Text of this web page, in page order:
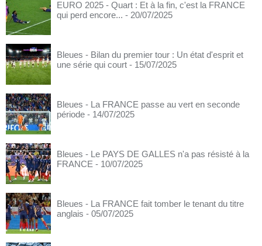
EURO 2025 - Quart : Et à la fin, c'est la FRANCE
qui perd encore... - 20/07/2025
Bleues - Bilan du premier tour : Un état d'esprit et
une série qui court - 15/07/2025
Bleues - La FRANCE passe au vert en seconde
période - 14/07/2025
Bleues - Le PAYS DE GALLES n'a pas résisté à la
FRANCE - 10/07/2025
Bleues - La FRANCE fait tomber le tenant du titre
anglais - 05/07/2025